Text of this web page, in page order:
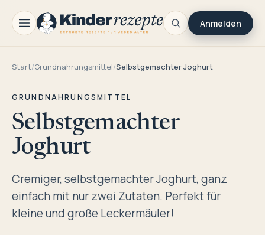
Anmelden
Start/Grundnahrungsmittel/Selbstgemachter Joghurt
GRUNDNAHRUNGSMITTEL
Selbstgemachter
Joghurt
Cremiger, selbstgemachter Joghurt, ganz
einfach mit nur zwei Zutaten. Perfekt für
kleine und große Leckermäuler!